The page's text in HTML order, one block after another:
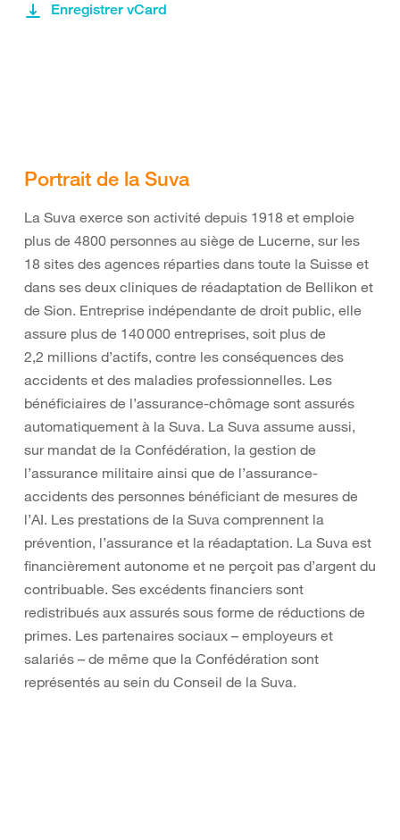
Enregistrer vCard
Portrait de la Suva
La Suva exerce son activité depuis 1918 et emploie
plus de 4800 personnes au siège de Lucerne, sur les
18 sites des agences réparties dans toute la Suisse et
dans ses deux cliniques de réadaptation de Bellikon et
de Sion. Entreprise indépendante de droit public, elle
assure plus de 140 000 entreprises, soit plus de
2,2 millions d’actifs, contre les conséquences des
accidents et des maladies professionnelles. Les
bénéficiaires de l’assurance-chômage sont assurés
automatiquement à la Suva. La Suva assume aussi,
sur mandat de la Confédération, la gestion de
l’assurance militaire ainsi que de l’assurance-
accidents des personnes bénéficiant de mesures de
l’AI. Les prestations de la Suva comprennent la
prévention, l’assurance et la réadaptation. La Suva est
financièrement autonome et ne perçoit pas d’argent du
contribuable. Ses excédents financiers sont
redistribués aux assurés sous forme de réductions de
primes. Les partenaires sociaux – employeurs et
salariés – de même que la Confédération sont
représentés au sein du Conseil de la Suva.